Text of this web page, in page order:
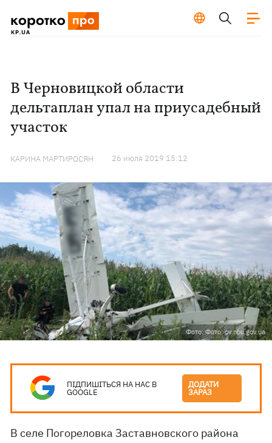
В Черновицкой области
дельтаплан упал на приусадебный
участок
КАРИНА МАРТИРОСЯН 26 июля 2019 15:12
Фото: Фото: cv.npu.gov.ua
ПІДПИШІТЬСЯ НА НАС В
GOOGLE
ДОДАТИ
ЗАРАЗ
В селе Погореловка Заставновского района